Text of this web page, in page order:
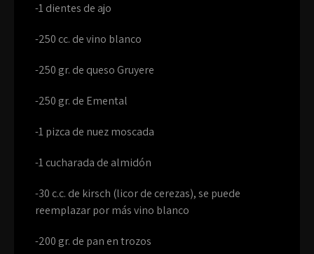
-1 dientes de ajo
-250 cc. de vino blanco
-250 gr. de queso Gruyere
-250 gr. de Emental
-1 pizca de nuez moscada
-1 cucharada de almidón
-30 c.c. de kirsch (licor de cerezas), se puede
reemplazar por más vino blanco
-200 gr. de pan en trozos